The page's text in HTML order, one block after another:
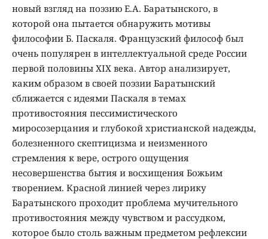
новый взгляд на поэзию Е.А. Баратынского, в
которой она пытается обнаружить мотивы
философии Б. Паскаля. Французский философ был
очень популярен в интеллектуальной среде России
первой половины XIX века. Автор анализирует,
каким образом в своей поэзии Баратынский
сближается с идеями Паскаля в темах
противостояния пессимистического
миросозерцания и глубокой христианской надежды,
болезненного скептицизма и неизменного
стремления к вере, острого ощущения
несовершенства бытия и восхищения Божьим
творением. Красной линией через лирику
Баратынского проходит проблема мучительного
противостояния между чувством и рассудком,
которое было столь важным предметом рефлексии